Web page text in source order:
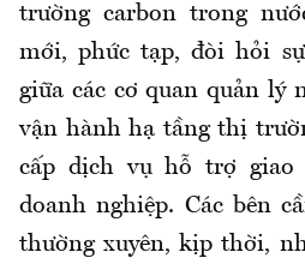
trường carbon trong
mới, phức tạp, đòi hỏi
giữa các cơ quan quản lý
vận hành hạ tầng thị
cấp dịch vụ hỗ trợ giao
doanh nghiệp. Các bên
thường xuyên, kịp thời,